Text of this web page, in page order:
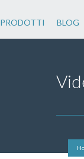
PRODOTTI BLOG